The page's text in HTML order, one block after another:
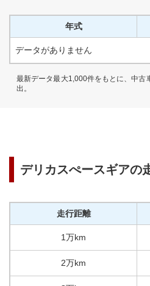
年式
データがありません
最新データ最大1,000件をもとに、中古
出。
デリカスぺースギアの
走行距離
1万km
2万km